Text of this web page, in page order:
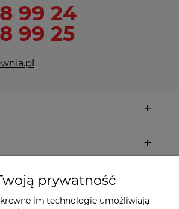
99 24
99 25
prywatność
im technologie umożliwiają